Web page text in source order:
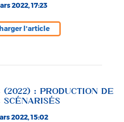
2022, 17:23
l'article
: PRODUCTION DE
SCÉNARISÉS
2022, 15:02